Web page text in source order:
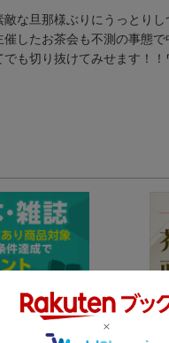
な旦那様ぶりにうっとり
したお茶会も不測の事態
も切り抜けてみせます！